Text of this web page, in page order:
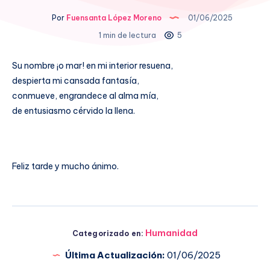
PorFuensanta López Moreno
01/06/2025
1 min de lectura
5
Su nombre ¡o mar! en mi interior resuena,
despierta mi cansada fantasía,
conmueve, engrandece al alma mía,
de entusiasmo cérvido la llena.
Feliz tarde y mucho ánimo.
Categorizado en: Humanidad
Última Actualización: 01/06/2025